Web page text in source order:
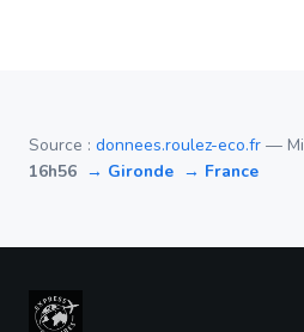
Source : donnees.roulez-eco.fr —
16h56 → Gironde → France